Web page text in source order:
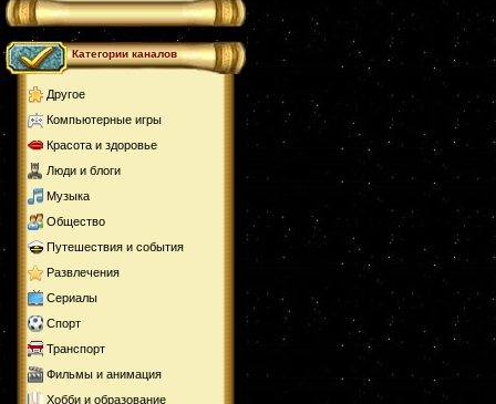
Категории каналов
Другое
Компьютерные игры
Красота и здоровье
Люди и блоги
Музыка
Общество
Путешествия и события
Развлечения
Сериалы
Спорт
Транспорт
Фильмы и анимация
Хобби и образование